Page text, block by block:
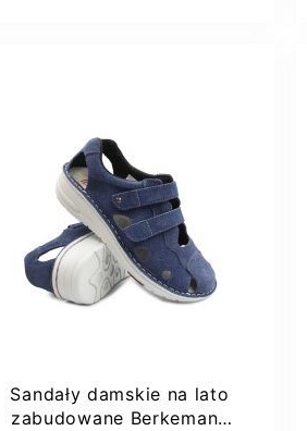
41
Sandały damskie na lato
zabudowane Berkemann